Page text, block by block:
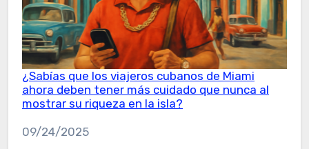
¿Sabías que los viajeros cubanos de Miami
ahora deben tener más cuidado que nunca al
mostrar su riqueza en la isla?
Fecha
09/24/2025